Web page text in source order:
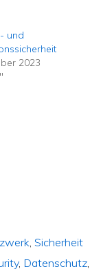
und
2023
, Sicherheit
, Datenschutz,